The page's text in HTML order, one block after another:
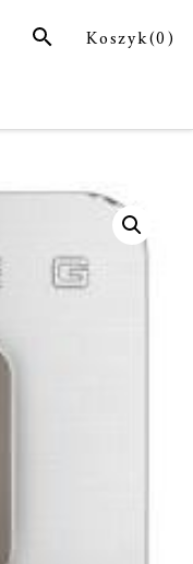
Koszyk(0)
SZUKAJ